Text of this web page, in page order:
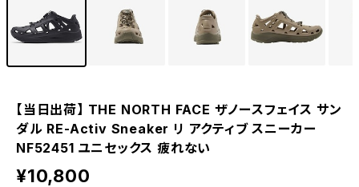
【当日出荷】 THE NORTH FACE ザノースフェイス サン
ダル RE-Activ Sneaker リ アクティブ スニーカー
NF52451 ユニセックス 疲れない
¥10,800